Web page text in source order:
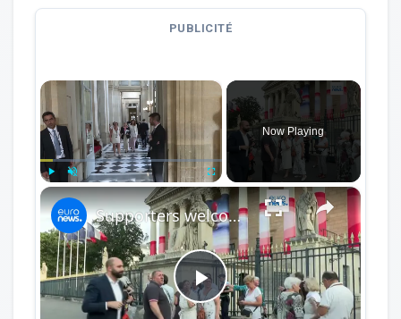
PUBLICITÉ
×
Play Unmute Fullscreen
Now Playing
×
Play
Supporters welcome France's assisted dying law